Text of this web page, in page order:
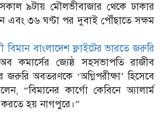
৯টায় মৌলভীবাজার থেকে ঢাকার
এবং ৩৬ ঘণ্টা পর দুবাই পৌঁছাতে সক্ষম
বিমান বাংলাদেশ ফ্লাইটের ভারতে জরুরি
অব কমার্সের জ্যেষ্ঠ সহসভাপতি রাজীব
অবতরণকে ‘অগ্নিপরীক্ষা’ হিসেবে
“বিমানের কার্গো কেবিনে অ্যালার্ম
হয় নাগপুরে।”